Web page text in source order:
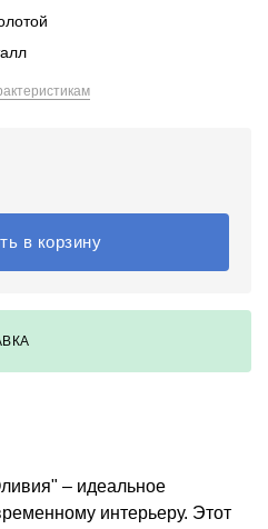
в корзину
– идеальное
интерьеру. Этот